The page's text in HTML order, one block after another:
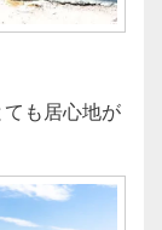
も居心地が